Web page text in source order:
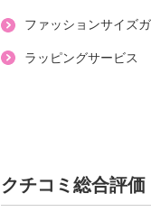
【素材】
＜ジャージ部分＞レー
・漂白処理：塩素系・
・タンブル乾燥：不可
ファッションサイズ
ラッピングサービス
クチコミ総合評価